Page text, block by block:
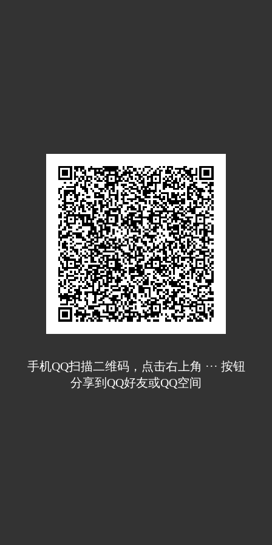
手机QQ扫描二维码，点击右上角 ··· 按钮
分享到QQ好友或QQ空间